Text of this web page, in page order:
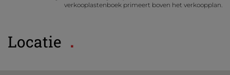
verkooplastenboek primeert boven het verkoopplan.
Locatie